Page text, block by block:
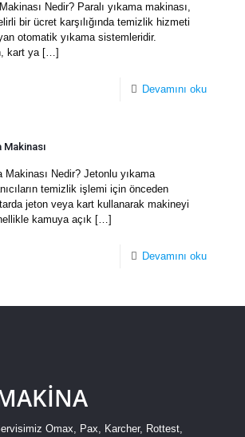
Nedir? Paralı yıkama makinası,
bir ücret karşılığında temizlik hizmeti
otomatik yıkama sistemleridir.
kart ya[…]
Devamını oku
Makinası
Makinası Nedir? Jetonlu yıkama
temizlik işlemi için önceden
jeton veya kart kullanarak makineyi
kamuya açık […]
Devamını oku
Omax, Pax, Karcher, Rottest,